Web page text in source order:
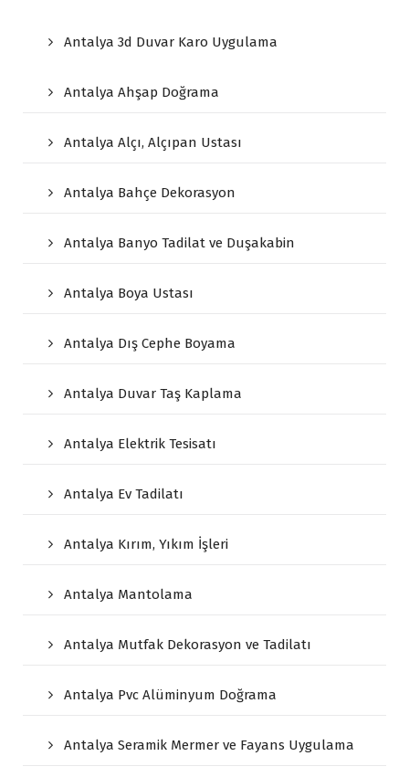
Antalya 3d Duvar Karo Uygulama
Antalya Ahşap Doğrama
Antalya Alçı, Alçıpan Ustası
Antalya Bahçe Dekorasyon
Antalya Banyo Tadilat ve Duşakabin
Antalya Boya Ustası
Antalya Dış Cephe Boyama
Antalya Duvar Taş Kaplama
Antalya Elektrik Tesisatı
Antalya Ev Tadilatı
Antalya Kırım, Yıkım İşleri
Antalya Mantolama
Antalya Mutfak Dekorasyon ve Tadilatı
Antalya Pvc Alüminyum Doğrama
Antalya Seramik Mermer ve Fayans Uygulama